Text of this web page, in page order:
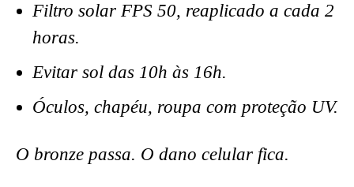
Filtro solar FPS 50, reaplicado a cada 2
horas.
Evitar sol das 10h às 16h.
Óculos, chapéu, roupa com proteção UV.
O bronze passa. O dano celular fica.